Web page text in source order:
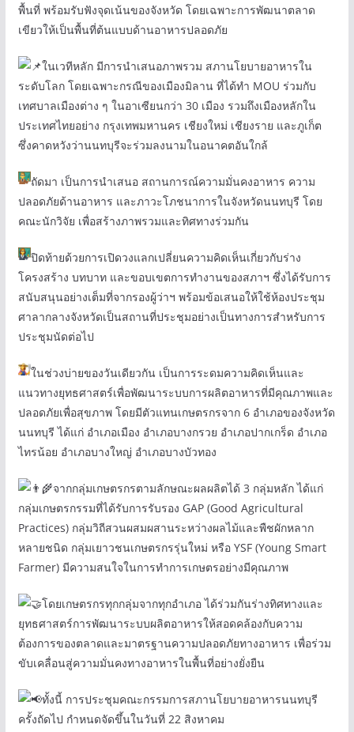
พื้นที่ พร้อมรับฟังจุดเน้นของจังหวัด โดยเฉพาะการพัฒนาตลาด
เขียวให้เป็นพื้นที่ต้นแบบด้านอาหารปลอดภัย
ในเวทีหลัก มีการนำเสนอภาพรวม สภานโยบายอาหารใน
ระดับโลก โดยเฉพาะกรณีของเมืองมิลาน ที่ได้ทำ MOU ร่วมกับ
เทศบาลเมืองต่าง ๆ ในอาเซียนกว่า 30 เมือง รวมถึงเมืองหลักใน
ประเทศไทยอย่าง กรุงเทพมหานคร เชียงใหม่ เชียงราย และภูเก็ต
ซึ่งคาดหวังว่านนทบุรีจะร่วมลงนามในอนาคตอันใกล้
ถัดมา เป็นการนำเสนอ สถานการณ์ความมั่นคงอาหาร ความ
ปลอดภัยด้านอาหาร และภาวะโภชนาการในจังหวัดนนทบุรี โดย
คณะนักวิจัย เพื่อสร้างภาพรวมและทิศทางร่วมกัน
ปิดท้ายด้วยการเปิดวงแลกเปลี่ยนความคิดเห็นเกี่ยวกับร่าง
โครงสร้าง บทบาท และขอบเขตการทำงานของสภาฯ ซึ่งได้รับการ
สนับสนุนอย่างเต็มที่จากรองผู้ว่าฯ พร้อมข้อเสนอให้ใช้ห้องประชุม
ศาลากลางจังหวัดเป็นสถานที่ประชุมอย่างเป็นทางการสำหรับการ
ประชุมนัดต่อไป
ในช่วงบ่ายของวันเดียวกัน เป็นการระดมความคิดเห็นและ
แนวทางยุทธศาสตร์เพื่อพัฒนาระบบการผลิตอาหารที่มีคุณภาพและ
ปลอดภัยเพื่อสุขภาพ โดยมีตัวแทนเกษตรกรจาก 6 อำเภอของจังหวัด
นนทบุรี ได้แก่ อำเภอเมือง อำเภอบางกรวย อำเภอปากเกร็ด อำเภอ
ไทรน้อย อำเภอบางใหญ่ อำเภอบางบัวทอง
จากกลุ่มเกษตรกรตามลักษณะผลผลิตได้ 3 กลุ่มหลัก ได้แก่
กลุ่มเกษตรกรรมที่ได้รับการรับรอง GAP (Good Agricultural
Practices) กลุ่มวิถีสวนผสมผสานระหว่างผลไม้และพืชผักหลาก
หลายชนิด กลุ่มเยาวชนเกษตรกรรุ่นใหม่ หรือ YSF (Young Smart
Farmer) มีความสนใจในการทำการเกษตรอย่างมีคุณภาพ
โดยเกษตรกรทุกกลุ่มจากทุกอำเภอ ได้ร่วมกันร่างทิศทางและ
ยุทธศาสตร์การพัฒนาระบบผลิตอาหารให้สอดคล้องกับความ
ต้องการของตลาดและมาตรฐานความปลอดภัยทางอาหาร เพื่อร่วม
ขับเคลื่อนสู่ความมั่นคงทางอาหารในพื้นที่อย่างยั่งยืน
ทั้งนี้ การประชุมคณะกรรมการสภานโยบายอาหารนนทบุรี
ครั้งถัดไป กำหนดจัดขึ้นในวันที่ 22 สิงหาคม